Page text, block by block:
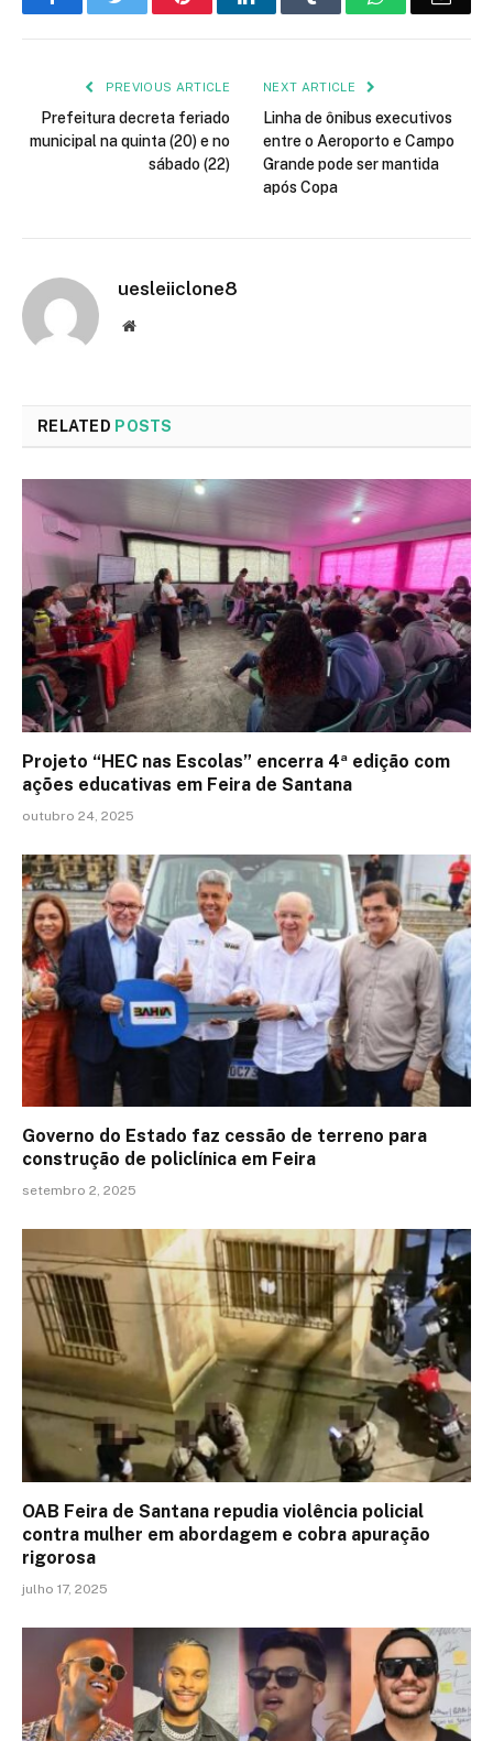
PREVIOUS ARTICLE
Prefeitura decreta feriado
municipal na quinta (20) e no
sábado (22)
NEXT ARTICLE
Linha de ônibus executivos
entre o Aeroporto e Campo
Grande pode ser mantida
após Copa
uesleiiclone8
Website
RELATED POSTS
Projeto “HEC nas Escolas” encerra 4ª edição com
ações educativas em Feira de Santana
outubro 24, 2025
Governo do Estado faz cessão de terreno para
construção de policlínica em Feira
setembro 2, 2025
OAB Feira de Santana repudia violência policial
contra mulher em abordagem e cobra apuração
rigorosa
julho 17, 2025